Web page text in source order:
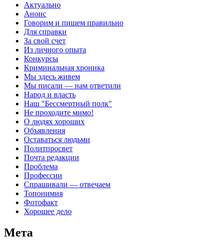
Актуально
Анонс
Говорим и пишем правильно
Для справки
За свой счет
Из личного опыта
Конкурсы
Криминальная хроника
Мы здесь живем
Мы писали — нам ответили
Народ и власть
Наш "Бессмертный полк"
Не проходите мимо!
О людях хороших
Объявления
Оставаться людьми
Политпросвет
Почта редакции
Проблема
Профессии
Спрашивали — отвечаем
Топонимия
Фотофакт
Хорошее дело
Мета